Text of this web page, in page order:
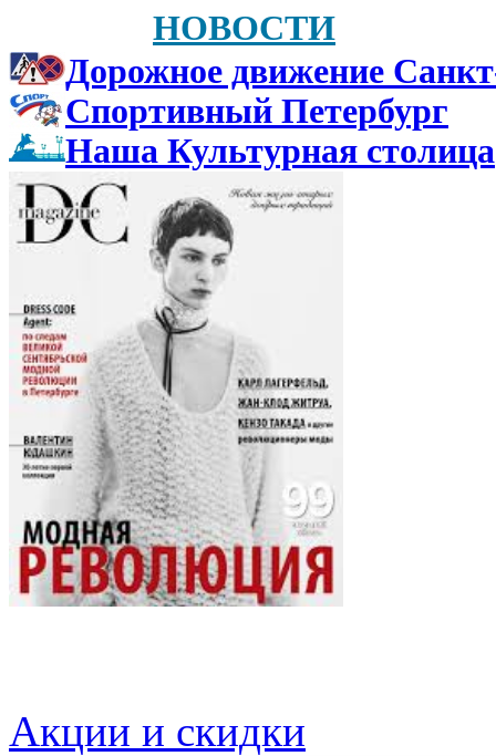
НОВОСТИ
Дорожное движение
Спортивный Петербург
Наша Культурная столица
Акции и скидки